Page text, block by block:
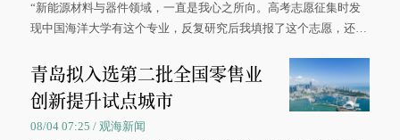
“新能源材料与器件领域，一直是我心之所向。高考志愿征集时发
现中国海洋大学有这个专业，反复研究后我填报了这个志愿，还真
大学材料科学与工程学院材料类专业的录取通知书。
青岛拟入选第二批全国零售业
创新提升试点城市
08/04 07:25 / 观海新闻